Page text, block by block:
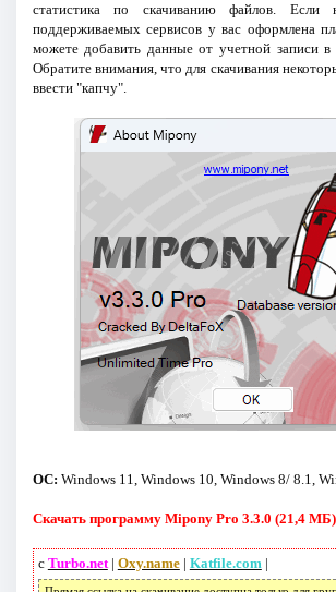
статистика по скачиванию файлов. Если
поддерживаемых сервисов у вас оформлена
можете добавить данные от учетной записи в
Обратите внимания, что для скачивания
ввести "капчу".
ОС: Windows 11, Windows 10, Windows 8/ 8.1,
Скачать программу Mipony Pro 3.3.0 (21,4
с Turbo.net| Oxy.name| Katfile.com|